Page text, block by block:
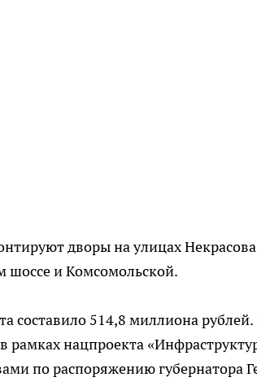
дворы на улицах
шоссе и Комсомольской.
составило 514,8 миллиона
рамках нацпроекта
по распоряжению губернатора